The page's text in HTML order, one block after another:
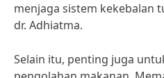
menjaga sistem kekebalan
dr. Adhiatma.
Selain itu, penting juga